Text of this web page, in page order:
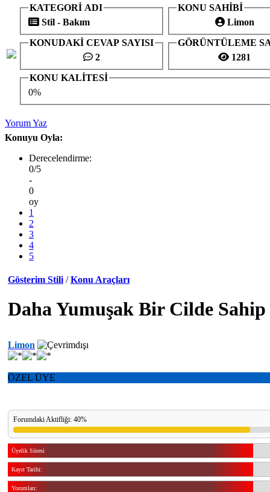
KATEGORİ ADI
Stil - Bakım
KONU SAHİBİ
Limon
KONUDAKİ CEVAP SAYISI
2
GÖRÜNTÜLEME
1281
KONU KALİTESİ
0%
Yorum Yaz
Konuyu Oyla:
Derecelendirme:
0/5
-
0
oy
1
2
3
4
5
Gösterim Stili / Konu Araçları
Daha Yumuşak Bir Cilde
Limon
ÖZEL ÜYE
Forumdaki Aktifliği: 40%
Üyelik Süresi
Kayıt Tarihi:
Yorumları: